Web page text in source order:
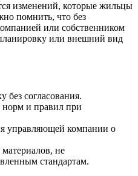
изменений, которые жильцы
помнить, что без
или собственником
или внешний вид
без согласования.
и правил при
управляющей компании о
не
стандартам.